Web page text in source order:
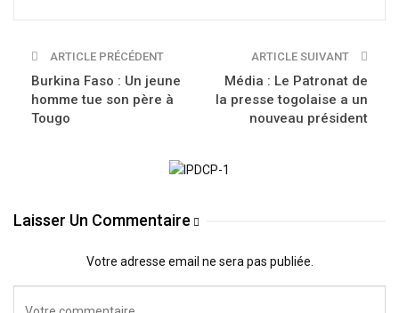
ARTICLE PRÉCÉDENT
Burkina Faso : Un jeune
homme tue son père à
Tougo
ARTICLE SUIVANT
Média : Le Patronat de
la presse togolaise a un
nouveau président
Laisser Un Commentaire
Votre adresse email ne sera pas publiée.